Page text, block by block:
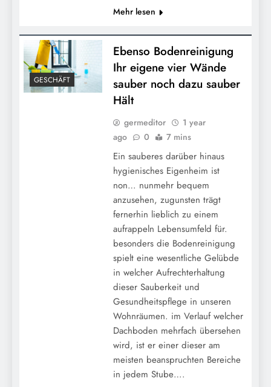
Mehr lesen
GESCHÄFT
Ebenso Bodenreinigung
Ihr eigene vier Wände
sauber noch dazu sauber
Hält
germeditor
1 year
ago
0 7 mins
Ein sauberes darüber hinaus
hygienisches Eigenheim ist
non… nunmehr bequem
anzusehen, zugunsten trägt
fernerhin lieblich zu einem
aufrappeln Lebensumfeld für.
besonders die Bodenreinigung
spielt eine wesentliche Gelübde
in welcher Aufrechterhaltung
dieser Sauberkeit und
Gesundheitspflege in unseren
Wohnräumen. im Verlauf welcher
Dachboden mehrfach übersehen
wird, ist er einer dieser am
meisten beanspruchten Bereiche
in jedem Stube….